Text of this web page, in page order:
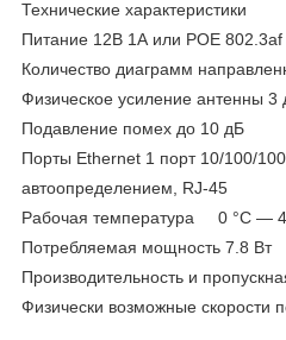
Технические характеристики
Питание 12В 1А или POE 802.3af
Количество диаграмм
Физическое усиление антенны 3
Подавление помех до 10 дБ
Порты Ethernet 1 порт 10/100/
автоопределением, RJ-45
Рабочая температура 0 °C —
Потребляемая мощность 7.8 Вт
Производительность и
Физически возможные